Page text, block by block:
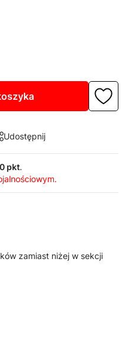
Udostępnij
pkt.
zamiast niżej w sekcji